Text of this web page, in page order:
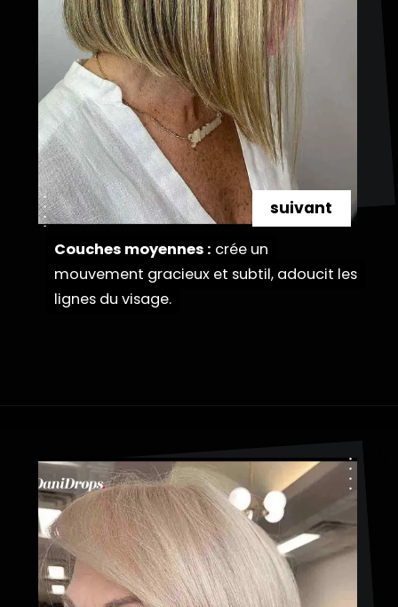
Couches moyennes : crée un
mouvement gracieux et subtil, adoucit les
lignes du visage.
Couches moyennes : crée un
mouvement gracieux et subtil, adoucit les
lignes du visage.
suivant